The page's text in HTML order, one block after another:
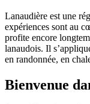
Lanaudière est une
expériences sont au
profite encore
lanaudois. Il
en randonnée, en
Bienvenue